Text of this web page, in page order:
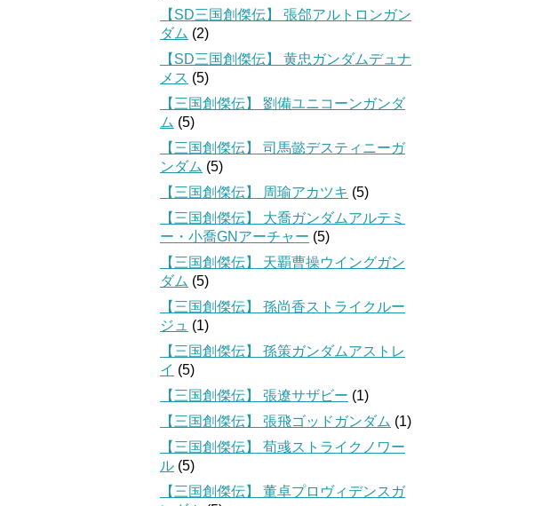
【SD三国創傑伝】 張郃アルトロンガン
ダム (2)
【SD三国創傑伝】 黄忠ガンダムデュナ
メス (5)
【三国創傑伝】 劉備ユニコーンガンダ
ム (5)
【三国創傑伝】 司馬懿デスティニーガ
ンダム (5)
【三国創傑伝】 周瑜アカツキ (5)
【三国創傑伝】 大喬ガンダムアルテミ
ー・小喬GNアーチャー (5)
【三国創傑伝】 天覇曹操ウイングガン
ダム (5)
【三国創傑伝】 孫尚香ストライクルー
ジュ (1)
【三国創傑伝】 孫策ガンダムアストレ
イ (5)
【三国創傑伝】 張遼サザビー (1)
【三国創傑伝】 張飛ゴッドガンダム (1)
【三国創傑伝】 荀彧ストライクノワー
ル (5)
【三国創傑伝】 董卓プロヴィデンスガ